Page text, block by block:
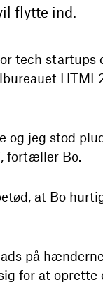
flytte ind.
tech
og jeg stod
fortæller Bo.
at Bo
på
for at